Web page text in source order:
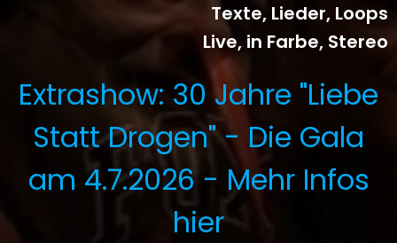
Texte, Lieder, Loops
Live, in Farbe, Stereo
Extrashow: 30 Jahre "Liebe
Statt Drogen" - Die Gala
am 4.7.2026 - Mehr Infos
hier